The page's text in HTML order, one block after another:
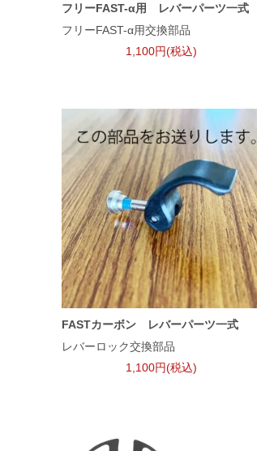
フリーFAST-α用 レバーパーツ一式
フリーFAST-α用交換部品
1,100円(税込)
FASTカーボン レバーパーツ一式
レバーロック交換部品
1,100円(税込)